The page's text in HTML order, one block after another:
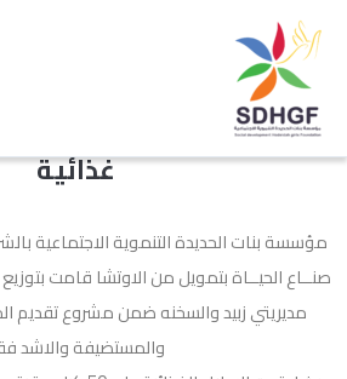
المحتوى
غذائية
مؤسسة بنات الحديدة التنموية الاجتماعية
مديريتي زبيد والسخنه ضمن مشروع تقديم
والمستضيفة والاشد